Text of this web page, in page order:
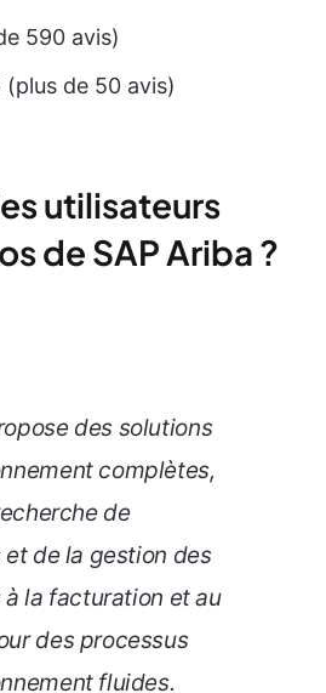
590 avis)
(plus de 50 avis)
utilisateurs
de SAP Ariba ?
des solutions
complètes,
de
de la gestion des
la facturation et au
des processus
fluides.